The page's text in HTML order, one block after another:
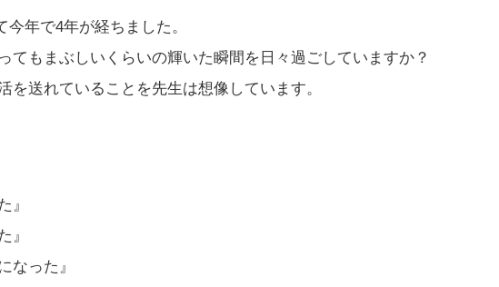
年で4年が経ちました。
てもまぶしいくらいの輝いた瞬間を日々過ごしていますか？
を送れていることを先生は想像しています。
』
』
なった』